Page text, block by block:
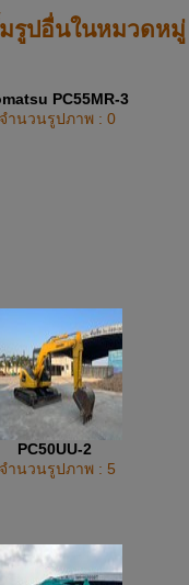
รูปอื่นในหมวดหมู่
PC55MR-3
จำนวนรูปภาพ : 0
PC50UU-2
จำนวนรูปภาพ : 5